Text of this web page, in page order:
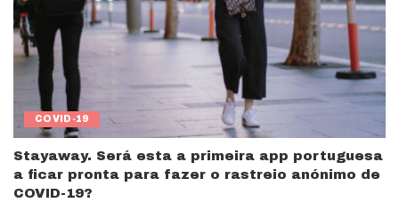
COVID-19
Stayaway. Será esta a primeira app portuguesa
a ficar pronta para fazer o rastreio anónimo de
COVID-19?